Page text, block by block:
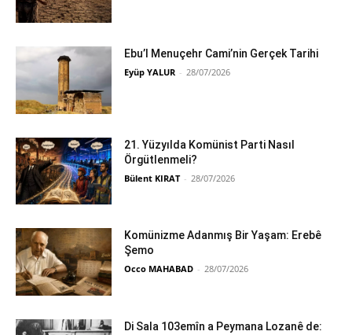
Ebu’l Menuçehr Cami’nin Gerçek Tarihi
Eyüp YALUR - 28/07/2026
21. Yüzyılda Komünist Parti Nasıl
Örgütlenmeli?
Bülent KIRAT - 28/07/2026
Komünizme Adanmış Bir Yaşam: Erebê
Şemo
Occo MAHABAD - 28/07/2026
Di Sala 103emîn a Peymana Lozanê de: